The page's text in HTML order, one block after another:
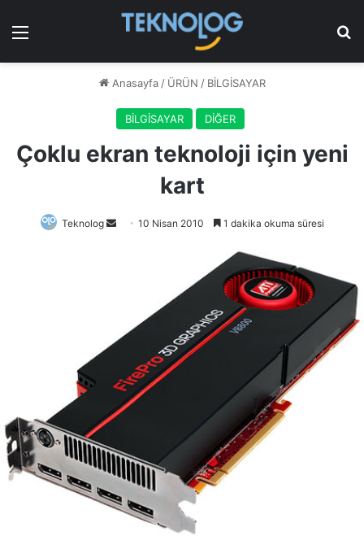
Menü
Anasayfa / ÜRÜN / BİLGİSAYAR
BİLGİSAYAR DİĞER
Çoklu ekran teknoloji için yeni
kart
Teknolog
Bir
10 Nisan 2010 1 dakika okuma süresi